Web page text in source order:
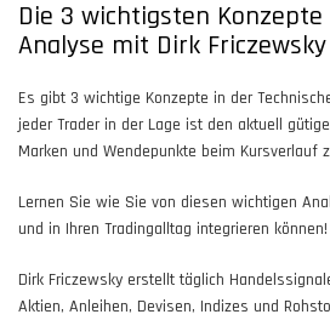
Die 3 wichtigsten
Analyse mit Dirk
Es gibt 3 wichtige Konzepte in der
jeder Trader in der Lage ist den aktuell
Marken und Wendepunkte beim Kursverlauf
Lernen Sie wie Sie von diesen wichtigen
und in Ihren Tradingalltag integrieren können!
Dirk Friczewsky erstellt täglich
Aktien, Anleihen, Devisen, Indizes und